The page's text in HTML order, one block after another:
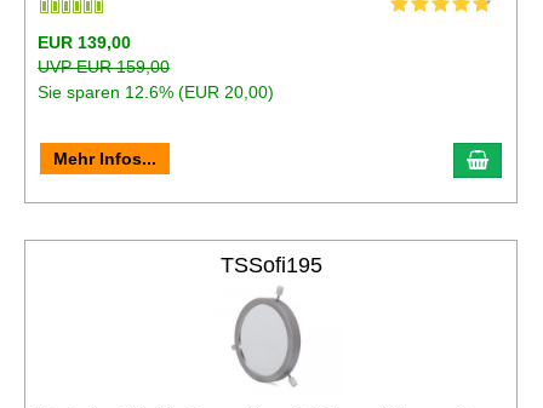
EUR 139,00
UVP EUR 159,00
Sie sparen 12.6% (EUR 20,00)
Mehr Infos... In
TSSofi195